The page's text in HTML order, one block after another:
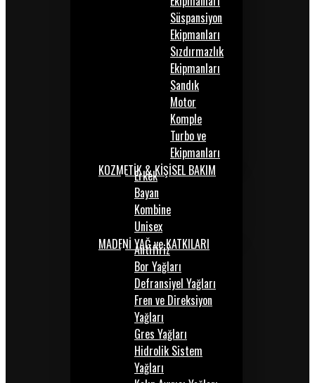
Süspansiyon
Ekipmanları
Sızdırmazlık
Ekipmanları
Sandık
Motor
Komple
Turbo ve
Ekipmanları
KOZMETİK & KİŞİSEL BAKIM
Erkek
Bayan
Kombine
Unisex
MADENİ YAĞ ve KATKILARI
Antifiriz
Bor Yağları
Defransiyel Yağları
Fren ve Direksiyon
Yağları
Gres Yağları
Hidrolik Sistem
Yağları